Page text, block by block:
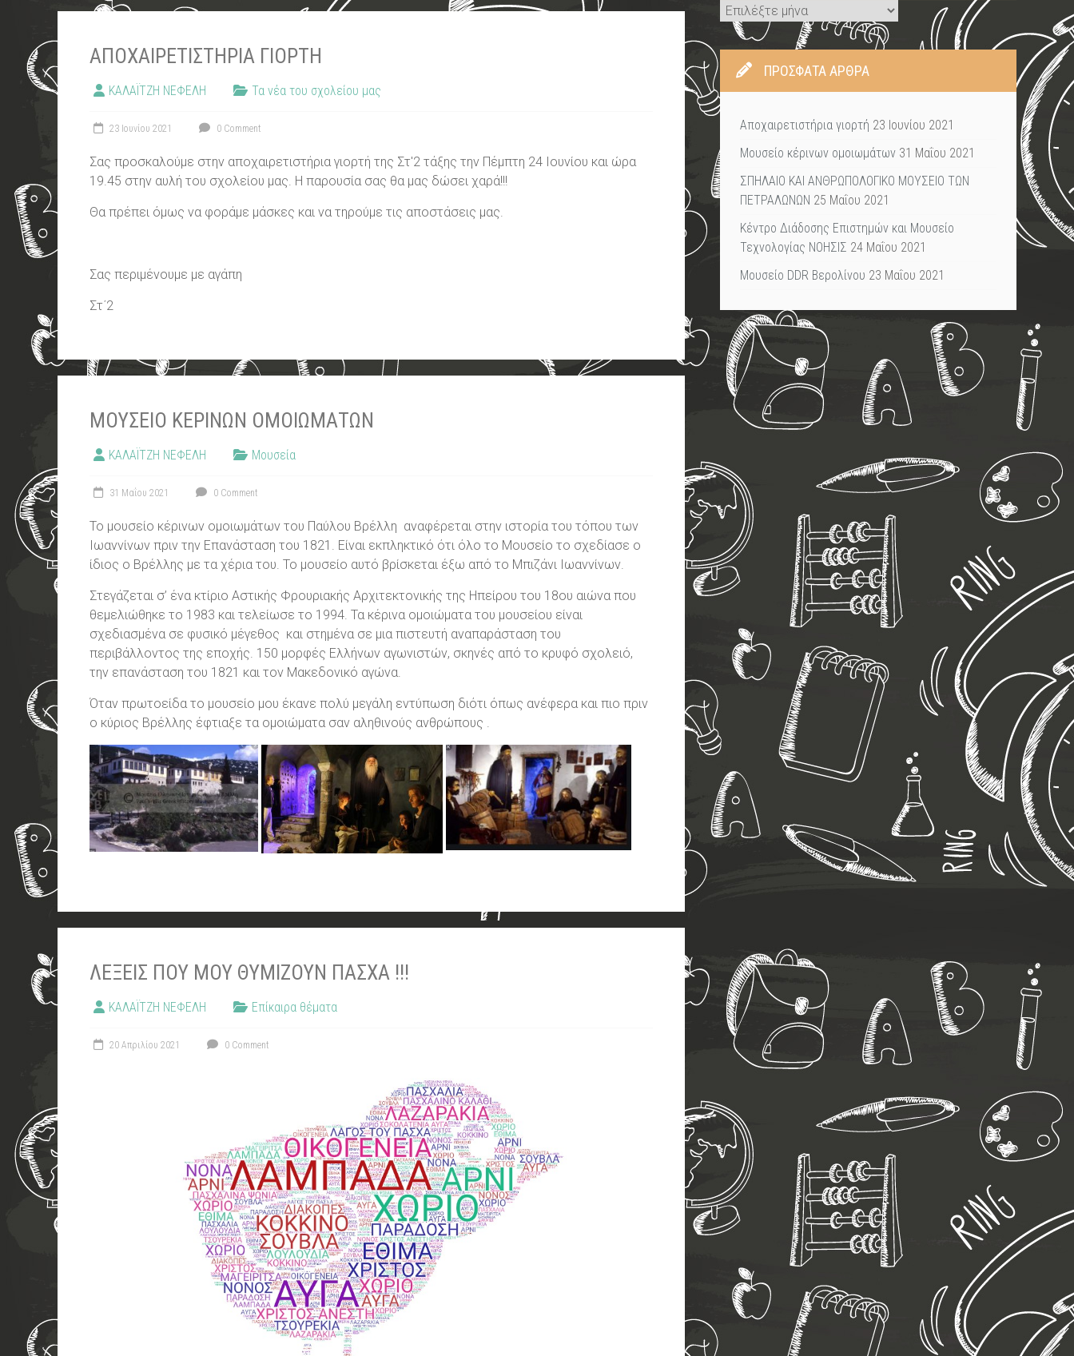
ΑΠΟΧΑΙΡΕΤΙΣΤΉΡΙΑ ΓΙΟΡΤΉ
ΚΑΛΑΪΤΖΗ ΝΕΦΕΛΗ Τα νέα του σχολείου μας
23 Ιουνίου 2021 0 Comment
Σας προσκαλούμε στην αποχαιρετιστήρια γιορτή της Στ'2 τάξης την Πέμπτη 24 Ιουνίου και ώρα
19.45 στην αυλή του σχολείου μας. Η παρουσία σας θα μας δώσει χαρά!!!
Θα πρέπει όμως να φοράμε μάσκες και να τηρούμε τις αποστάσεις μας.
Σας περιμένουμε με αγάπη
Στ΄2
ΜΟΥΣΕΊΟ ΚΈΡΙΝΩΝ ΟΜΟΙΩΜΆΤΩΝ
ΚΑΛΑΪΤΖΗ ΝΕΦΕΛΗ Μουσεία
31 Μαΐου 2021 0 Comment
Το μουσείο κέρινων ομοιωμάτων του Παύλου Βρέλλη αναφέρεται στην ιστορία του τόπου των
Ιωαννίνων πριν την Επανάσταση του 1821. Είναι εκπληκτικό ότι όλο το Μουσείο το σχεδίασε ο
ίδιος ο Βρέλλης με τα χέρια του. Το μουσείο αυτό βρίσκεται έξω από το Μπιζάνι Ιωαννίνων.
Στεγάζεται σ’ ένα κτίριο Αστικής Φρουριακής Αρχιτεκτονικής της Ηπείρου του 18ου αιώνα που
θεμελιώθηκε το 1983 και τελείωσε το 1994. Τα κέρινα ομοιώματα του μουσείου είναι
σχεδιασμένα σε φυσικό μέγεθος και στημένα σε μια πιστευτή αναπαράσταση του
περιβάλλοντος της εποχής. 150 μορφές Ελλήνων αγωνιστών, σκηνές από το κρυφό σχολειό,
την επανάσταση του 1821 και τον Μακεδονικό αγώνα.
Όταν πρωτοείδα το μουσείο μου έκανε πολύ μεγάλη εντύπωση διότι όπως ανέφερα και πιο πριν
ο κύριος Βρέλλης έφτιαξε τα ομοιώματα σαν αληθινούς ανθρώπους .
ΛΈΞΕΙΣ ΠΟΥ ΜΟΥ ΘΥΜΊΖΟΥΝ ΠΆΣΧΑ !!!
ΚΑΛΑΪΤΖΗ ΝΕΦΕΛΗ Επίκαιρα θέματα
20 Απριλίου 2021 0 Comment
Ιστορικό
ΠΡΌΣΦΑΤΑ ΆΡΘΡΑ
Αποχαιρετιστήρια γιορτή 23 Ιουνίου 2021
Μουσείο κέρινων ομοιωμάτων 31 Μαΐου 2021
ΣΠΗΛΑΙΟ ΚΑΙ ΑΝΘΡΩΠΟΛΟΓΙΚΟ ΜΟΥΣΕΙΟ ΤΩΝ
ΠΕΤΡΑΛΩΝΩΝ 25 Μαΐου 2021
Κέντρο Διάδοσης Επιστημών και Μουσείο
Τεχνολογίας ΝΟΗΣΙΣ 24 Μαΐου 2021
Μουσείο DDR Βερολίνου 23 Μαΐου 2021